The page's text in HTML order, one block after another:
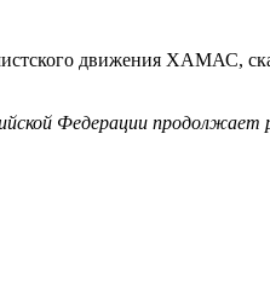
движения ХАМАС,
Федерации продолжает